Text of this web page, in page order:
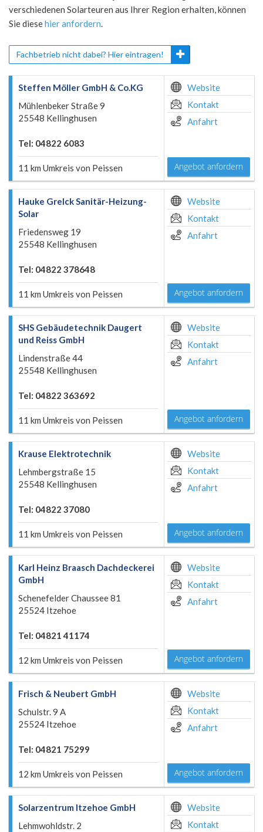
verschiedenen Solarteuren aus Ihrer Region erhalten, können
Sie diesehier anfordern.
Fachbetrieb nicht dabei? Hier eintragen!
Steffen Möller GmbH & Co.KG
Mühlenbeker Straße 9
25548 Kellinghusen
Tel: 04822 6083
11 km Umkreis von Peissen
Website
Kontakt
Anfahrt
Angebot anfordern
Hauke Grelck Sanitär-Heizung-
Solar
Friedensweg 19
25548 Kellinghusen
Tel: 04822 378648
11 km Umkreis von Peissen
Website
Kontakt
Anfahrt
Angebot anfordern
SHS Gebäudetechnik Daugert
und Reiss GmbH
Lindenstraße 44
25548 Kellinghusen
Tel: 04822 363692
11 km Umkreis von Peissen
Website
Kontakt
Anfahrt
Angebot anfordern
Krause Elektrotechnik
Lehmbergstraße 15
25548 Kellinghusen
Tel: 04822 37080
11 km Umkreis von Peissen
Website
Kontakt
Anfahrt
Angebot anfordern
Karl Heinz Braasch Dachdeckerei
GmbH
Schenefelder Chaussee 81
25524 Itzehoe
Tel: 04821 41174
12 km Umkreis von Peissen
Website
Kontakt
Anfahrt
Angebot anfordern
Frisch & Neubert GmbH
Schulstr. 9 A
25524 Itzehoe
Tel: 04821 75299
12 km Umkreis von Peissen
Website
Kontakt
Anfahrt
Angebot anfordern
Solarzentrum Itzehoe GmbH
Lehmwohldstr. 2
Website
Kontakt